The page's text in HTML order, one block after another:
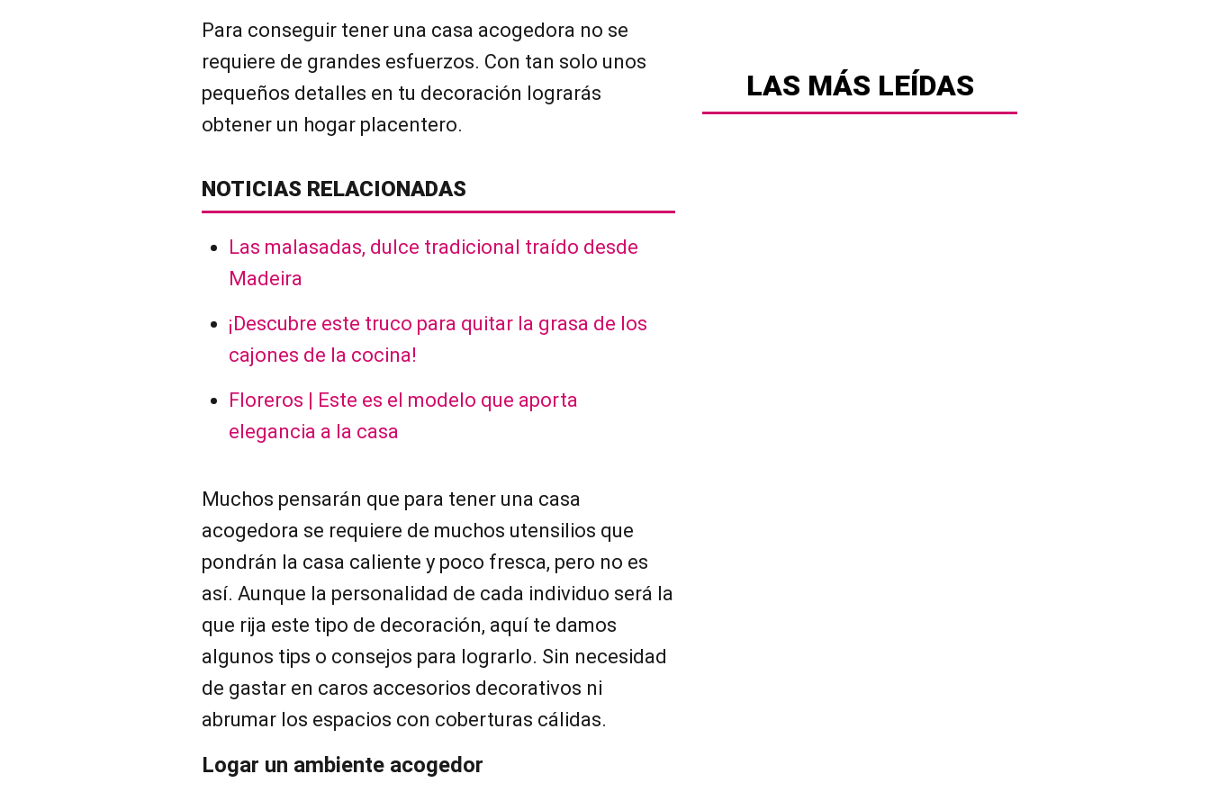
Para conseguir tener una casa acogedora no se
requiere de grandes esfuerzos. Con tan solo unos
pequeños detalles en tu decoración lograrás
obtener un hogar placentero.
NOTICIAS RELACIONADAS
Las malasadas, dulce tradicional traído desde
Madeira
¡Descubre este truco para quitar la grasa de los
cajones de la cocina!
Floreros | Este es el modelo que aporta
elegancia a la casa
Muchos pensarán que para tener una casa
acogedora se requiere de muchos utensilios que
pondrán la casa caliente y poco fresca, pero no es
así. Aunque la personalidad de cada individuo será la
que rija este tipo de decoración, aquí te damos
algunos tips o consejos para lograrlo. Sin necesidad
de gastar en caros accesorios decorativos ni
abrumar los espacios con coberturas cálidas.
Logar un ambiente acogedor
LAS MÁS LEÍDAS